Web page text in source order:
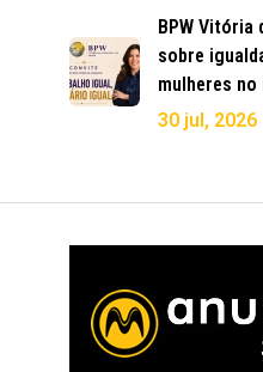
BPW Vitória
sobre
mulheres
30 jul, 2026